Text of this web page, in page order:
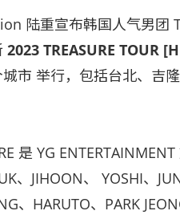
陆重宣布韩国人气男团
2023 TREASURE TOUR
市 举行，包括台北、吉
是 YG
、JIHOON、 YOSHI、
、HARUTO、PARK